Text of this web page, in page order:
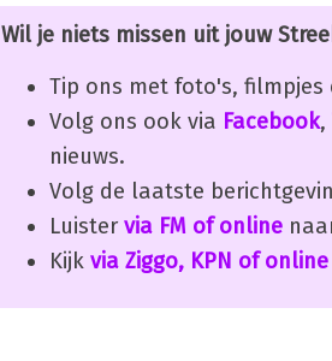
Wil je niets missen uit jouw
Tip ons met foto's, filmpjes
Volg ons ook via Facebook,
nieuws.
Volg de laatste
Luister via FM of online
Kijk via Ziggo, KPN of online